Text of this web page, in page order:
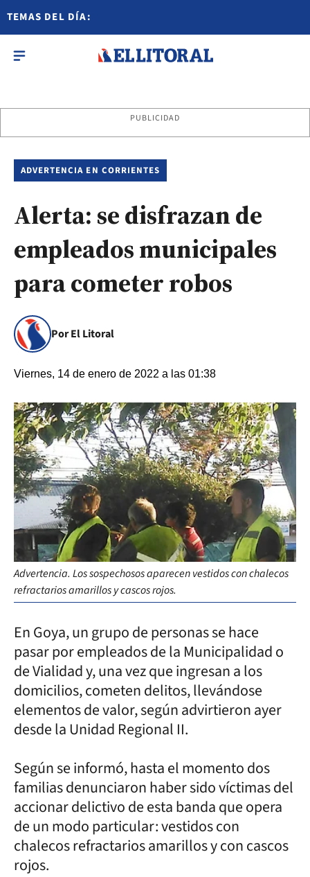
TEMAS DEL DÍA:
PUBLICIDAD
ADVERTENCIA EN CORRIENTES
Alerta: se disfrazan de
empleados municipales
para cometer robos
Por El Litoral
Viernes, 14 de enero de 2022 a las 01:38
Advertencia. Los sospechosos aparecen vestidos con chalecos
refractarios amarillos y cascos rojos.
En Goya, un grupo de personas se hace
pasar por empleados de la Municipalidad o
de Vialidad y, una vez que ingresan a los
domicilios, cometen delitos, llevándose
elementos de valor, según advirtieron ayer
desde la Unidad Regional II.
Según se informó, hasta el momento dos
familias denunciaron haber sido víctimas del
accionar delictivo de esta banda que opera
de un modo particular: vestidos con
chalecos refractarios amarillos y con cascos
rojos.